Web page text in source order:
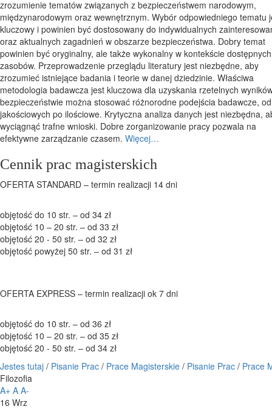
zrozumienie tematów związanych z bezpieczeństwem narodowym,
międzynarodowym oraz wewnętrznym. Wybór odpowiedniego tematu
kluczowy i powinien być dostosowany do indywidualnych
oraz aktualnych zagadnień w obszarze bezpieczeństwa. Dobry temat
powinien być oryginalny, ale także wykonalny w kontekście dostępnych
zasobów. Przeprowadzenie przeglądu literatury jest niezbędne, aby
zrozumieć istniejące badania i teorie w danej dziedzinie. Właściwa
metodologia badawcza jest kluczowa dla uzyskania rzetelnych
bezpieczeństwie można stosować różnorodne podejścia badawcze, od
jakościowych po ilościowe. Krytyczna analiza danych jest niezbędna,
wyciągnąć trafne wnioski. Dobre zorganizowanie pracy pozwala na
efektywne zarządzanie czasem. Więcej…
Cennik prac magisterskich
OFERTA STANDARD – termin realizacji 14 dni
objętość do 10 str. – od 34 zł
objętość 10 – 20 str. – od 33 zł
objętość 20 - 50 str. – od 32 zł
objętość powyżej 50 str. – od 31 zł
OFERTA EXPRESS – termin realizacji ok 7 dni
objętość do 10 str. – od 36 zł
objętość 10 – 20 str. – od 35 zł
objętość 20 - 50 str. – od 34 zł
Jestes tutaj / Pisanie Prac / Prace Magisterskie / Pisanie Prac / Prace
Filozofia
A+ A A-
16 Wrz